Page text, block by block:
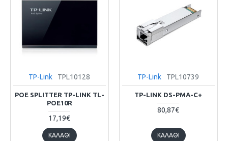
TP-Link TPL10128
POE SPLITTER TP-LINK TL-
POE10R
17,19€
ΚΑΛΆΘΙ
TP-Link TPL10739
TP-LINK DS-PMA-C+
80,87€
ΚΑΛΆΘΙ